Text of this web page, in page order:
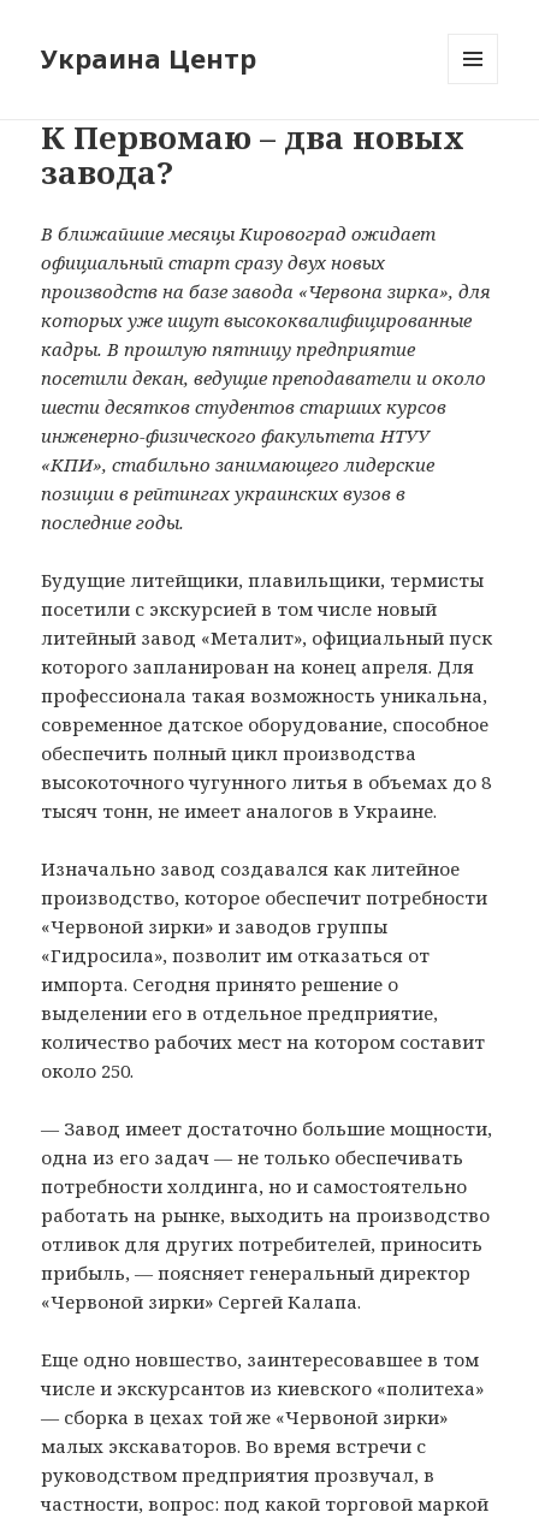
Украина Центр
ВИДЖЕТЫ
К Первомаю – два новых
завода?
В ближайшие месяцы Кировоград ожидает
официальный старт сразу двух новых
производств на базе завода «Червона зирка», для
которых уже ищут высококвалифицированные
кадры. В прошлую пятницу предприятие
посетили декан, ведущие преподаватели и около
шести десятков студентов старших курсов
инженерно-физического факультета НТУУ
«КПИ», стабильно занимающего лидерские
позиции в рейтингах украинских вузов в
последние годы.
Будущие литейщики, плавильщики, термисты
посетили с экскурсией в том числе новый
литейный завод «Металит», официальный пуск
которого запланирован на конец апреля. Для
профессионала такая возможность уникальна,
современное датское оборудование, способное
обеспечить полный цикл производства
высокоточного чугунного литья в объемах до 8
тысяч тонн, не имеет аналогов в Украине.
Изначально завод создавался как литейное
производство, которое обеспечит потребности
«Червоной зирки» и заводов группы
«Гидросила», позволит им отказаться от
импорта. Сегодня принято решение о
выделении его в отдельное предприятие,
количество рабочих мест на котором составит
около 250.
— Завод имеет достаточно большие мощности,
одна из его задач — не только обеспечивать
потребности холдинга, но и самостоятельно
работать на рынке, выходить на производство
отливок для других потребителей, приносить
прибыль, — поясняет генеральный директор
«Червоной зирки» Сергей Калапа.
Еще одно новшество, заинтересовавшее в том
числе и экскурсантов из киевского «политеха»
— сборка в цехах той же «Червоной зирки»
малых экскаваторов. Во время встречи с
руководством предприятия прозвучал, в
частности, вопрос: под какой торговой маркой